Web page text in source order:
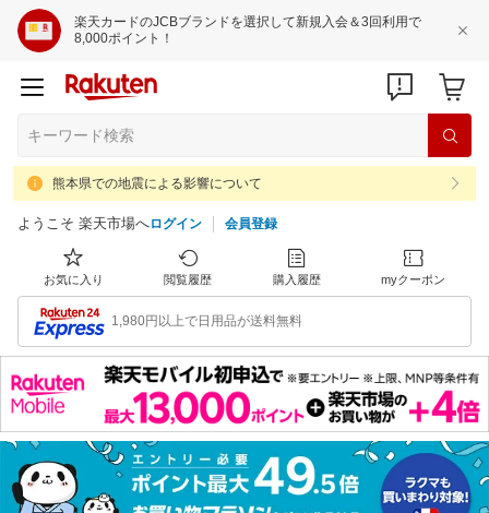
楽天カードのJCBブランドを選択して新規入会＆3回利用で
8,000ポイント！
熊本県での地震による影響について
ようこそ 楽天市場へログイン 会員登録
お気に入り 閲覧履歴 購入履歴 myクーポン
1,980円以上で日用品が送料無料